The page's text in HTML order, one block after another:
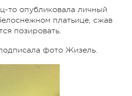
то опубликовала личный
платьице, сжав
позировать.
фото Жизель.